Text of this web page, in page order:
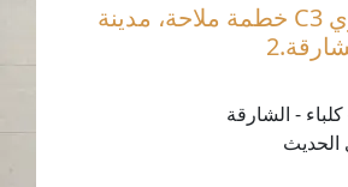
النقش الصخري C3 خطمة ملاحة، مدينة
- الشارقة